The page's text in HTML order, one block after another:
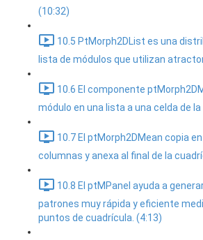
(10:32)
10.5 PtMorph2DList es una
lista de módulos que utilizan
10.6 El componente
módulo en una lista a una celda de
10.7 El ptMorph2DMean copia
columnas y anexa al final de la
10.8 El ptMPanel ayuda a
patrones muy rápida y eficiente
puntos de cuadrícula. (4:13)